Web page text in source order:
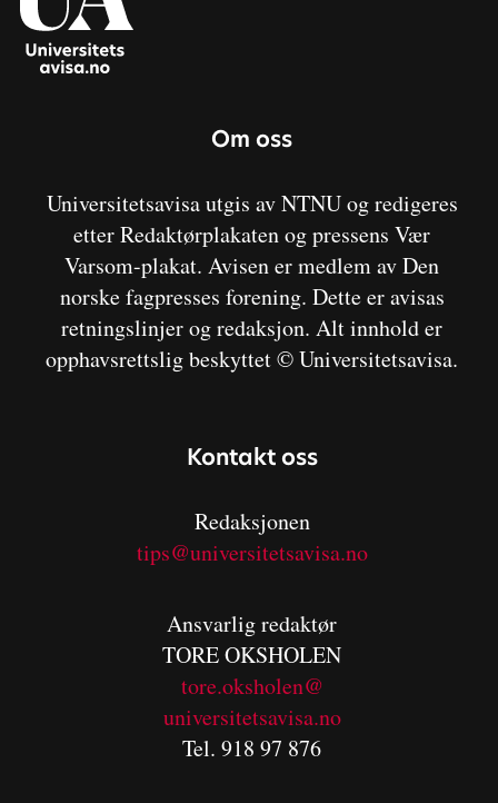
Om oss
Universitetsavisa utgis av NTNU og redigeres
etter Redaktørplakaten og pressens Vær
Varsom-plakat. Avisen er medlem av Den
norske fagpresses forening. Dette er avisas
retningslinjer og redaksjon. Alt innhold er
opphavsrettslig beskyttet © Universitetsavisa.
Kontakt oss
Redaksjonen
tips@universitetsavisa.no
Ansvarlig redaktør
TORE OKSHOLEN
tore.oksholen@
universitetsavisa.no
Tel. 918 97 876